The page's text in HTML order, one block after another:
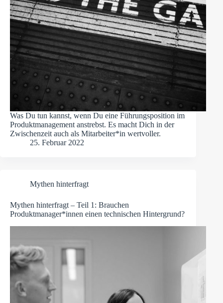
Was Du tun kannst, wenn Du eine Führungsposition im
Produktmanagement anstrebst. Es macht Dich in der
Zwischenzeit auch als Mitarbeiter*in wertvoller.
25. Februar 2022
Mythen hinterfragt
Mythen hinterfragt – Teil 1: Brauchen
Produktmanager*innen einen technischen Hintergrund?